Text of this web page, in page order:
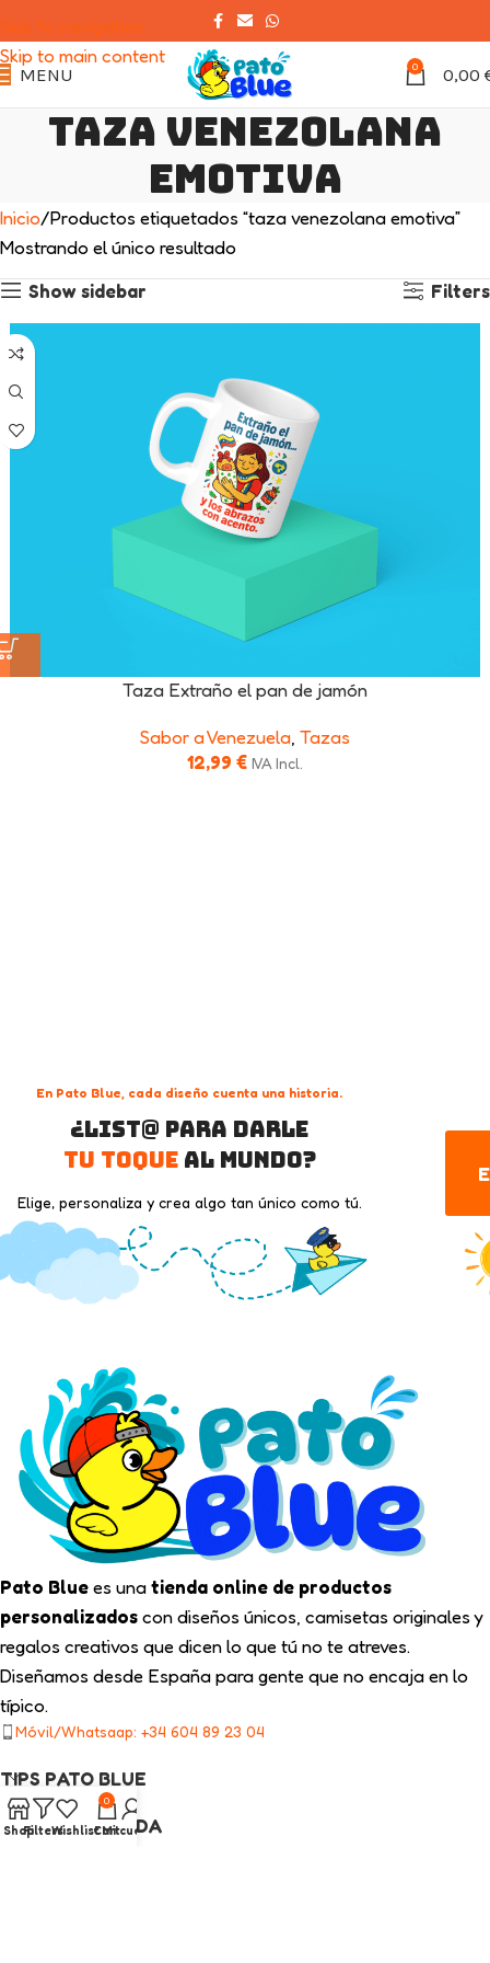
Skip to navigation
Skip to main content
MENU 0 0,00
taza venezolana
emotiva
Inicio Productos etiquetados “taza venezolana emotiva”
Mostrando el único resultado
Show sidebar
Filters
Taza Extraño el pan de jamón
Sabor a Venezuela Tazas
12,99 € IVA Incl.
En Pato Blue, cada diseño cuenta una historia.
¿List@ para darle
tu toqueal mundo?
Elige, personaliza y crea algo tan único como tú.
Pato Bluees unatienda online de productos
personalizadoscon diseños únicos, camisetas originales y
regalos creativos que dicen lo que tú no te atreves.
Diseñamos desde España para gente que no encaja en lo
típico.
Móvil/Whatsaap: +34 604 89 23 04
TIPS PATO BLUE
NUESTRA TIENDA
ShopFiltersWishlist
0
Cart
Mi cuenta